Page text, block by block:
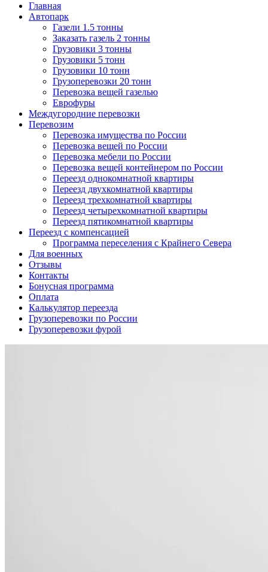
Главная
Автопарк
Газели 1.5 тонны
Заказать газель 2 тонны
Грузовики 3 тонны
Грузовики 5 тонн
Грузовики 10 тонн
Грузоперевозки 20 тонн
Перевозка вещей газелью
Еврофуры
Междугородние перевозки
Перевозим
Перевозка имущества по России
Перевозка вещей по России
Перевозка мебели по России
Перевозка вещей контейнером по России
Переезд однокомнатной квартиры
Переезд двухкомнатной квартиры
Переезд трехкомнатной квартиры
Переезд четырехкомнатной квартиры
Переезд пятикомнатной квартиры
Переезд с компенсацией
Программа переселения с Крайнего Севера
Для военных
Отзывы
Контакты
Бонусная программа
Оплата
Калькулятор переезда
Грузоперевозки по России
Грузоперевозки фурой